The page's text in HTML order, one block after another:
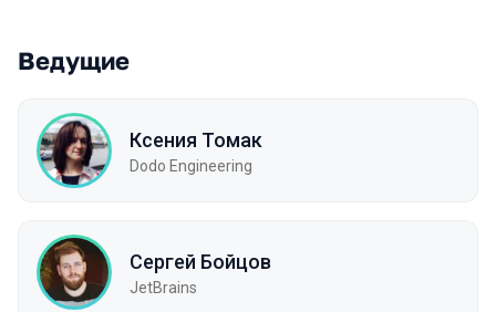
Ведущие
Ксения Томак
Dodo Engineering
Сергей Бойцов
JetBrains